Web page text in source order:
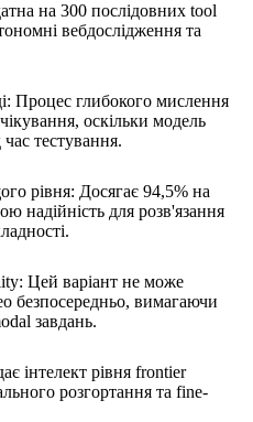
на 300 послідовних tool
вебдослідження та
: Процес глибокого мислення
оскільки модель
тестування.
рівня: Досягає 94,5% на
надійність для розв'язання
: Цей варіант не може
безпосередньо, вимагаючи
завдань.
інтелект рівня frontier
розгортання та fine-